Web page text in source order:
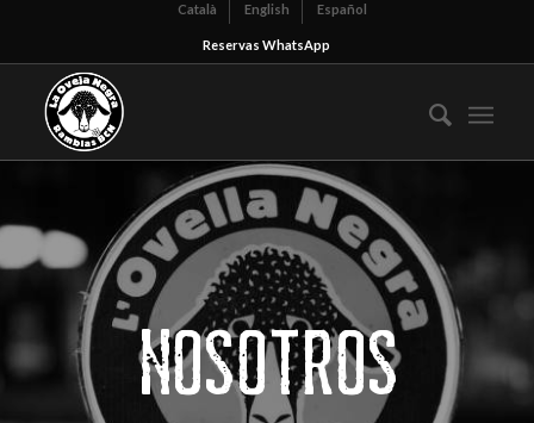
Català English Español
Reservas WhatsApp
NOSOTROS